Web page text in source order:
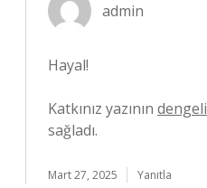
admin
Hayal!
Katkınız yazının dengeli
sağladı.
Mart 27, 2025 Yanıtla